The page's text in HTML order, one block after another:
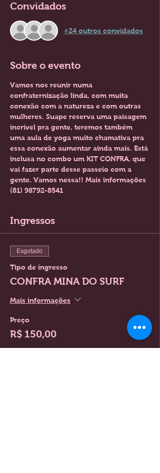
Convidados
+24 outros convidados
Sobre o evento
Vamos nos reunir numa
confraternização linda, com muita
conexão com a natureza e com outras
mulheres. Suape reserva uma paisagem
incrivel pra gente, teremos também
uma aula de yoga muito chamativa pra
essa conexão aumentar ainda mais. Está
inclusa no combo um KIT CONFRA, que
vai fazer parte desse passeio com a
gente. Vamos nessa!! Mais informações
(81) 98792-8541
Ingressos
Esgotado
Tipo de ingresso
CONFRA MINA DO SURF
Mais informações
Preço
R$ 150,00